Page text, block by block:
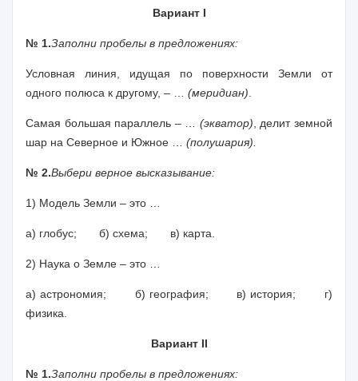
Вариант I
№ 1.Заполни пробелы в предложениях:
Условная линия, идущая по поверхности Земли от
одного полюса к другому, – … (меридиан)
Самая большая параллель – … (экватор) , делит земной
шар на Северное и Южное … (полушария).
№ 2.Выбери верное высказывание:
1) Модель Земли – это …
а) глобус; б) схема; в) карта.
2) Наука о Земле – это …
а) астрономия; б) география; в) история; г)
физика.
Вариант II
№ 1.Заполни пробелы в предложениях: